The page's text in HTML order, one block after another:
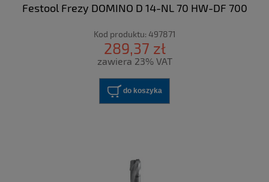
Festool Frezy DOMINO D 14-NL 70 HW-DF 700
Kod produktu: 497871
289,37 zł
zawiera 23% VAT
do koszyka